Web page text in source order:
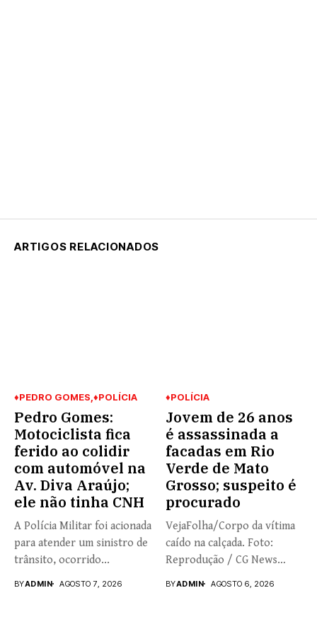
ARTIGOS RELACIONADOS
♦PEDRO GOMES ♦POLÍCIA
Pedro Gomes:
Motociclista fica
ferido ao colidir
com automóvel na
Av. Diva Araújo;
ele não tinha CNH
A Polícia Militar foi acionada
para atender um sinistro de
trânsito, ocorrido...
BYADMIN AGOSTO 7, 2026
♦POLÍCIA
Jovem de 26 anos
é assassinada a
facadas em Rio
Verde de Mato
Grosso; suspeito é
procurado
VejaFolha/Corpo da vítima
caído na calçada. Foto:
Reprodução / CG News
BYADMIN AGOSTO 6, 2026